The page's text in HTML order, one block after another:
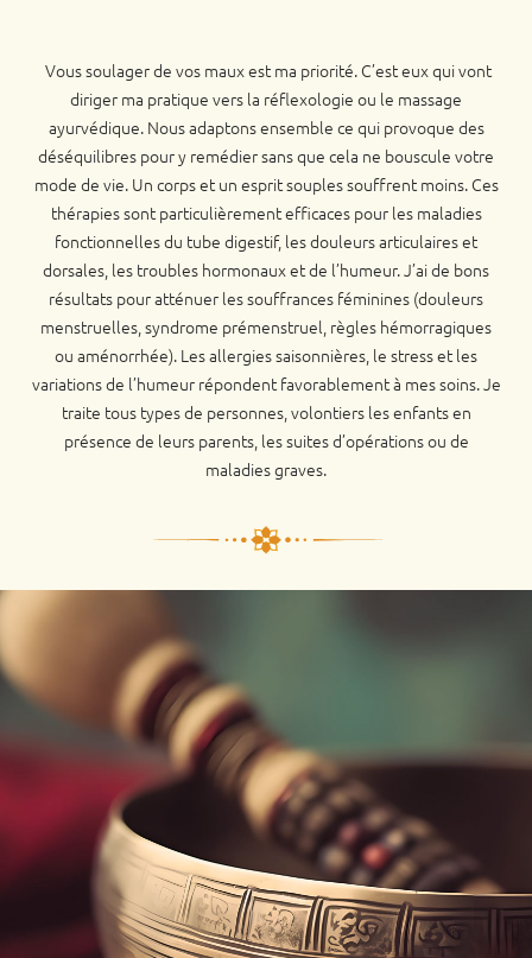
Vous soulager de vos maux est ma priorité. C’est eux qui vont
diriger ma pratique vers la réflexologie ou le massage
ayurvédique. Nous adaptons ensemble ce qui provoque des
déséquilibres pour y remédier sans que cela ne bouscule votre
mode de vie. Un corps et un esprit souples souffrent moins. Ces
thérapies sont particulièrement efficaces pour les maladies
fonctionnelles du tube digestif, les douleurs articulaires et
dorsales, les troubles hormonaux et de l’humeur. J’ai de bons
résultats pour atténuer les souffrances féminines (douleurs
menstruelles, syndrome prémenstruel, règles hémorragiques
ou aménorrhée). Les allergies saisonnières, le stress et les
variations de l’humeur répondent favorablement à mes soins. Je
traite tous types de personnes, volontiers les enfants en
présence de leurs parents, les suites d’opérations ou de
maladies graves.